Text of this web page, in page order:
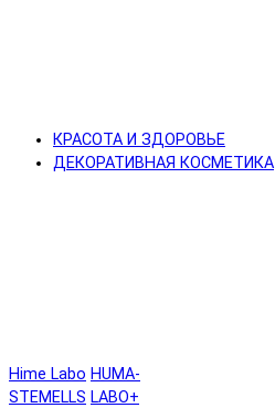
КРАСОТА И ЗДОРОВЬЕ
ДЕКОРАТИВНАЯ КОСМЕТИКА
Hime Labo HUMA-
STEMELLS LABO+